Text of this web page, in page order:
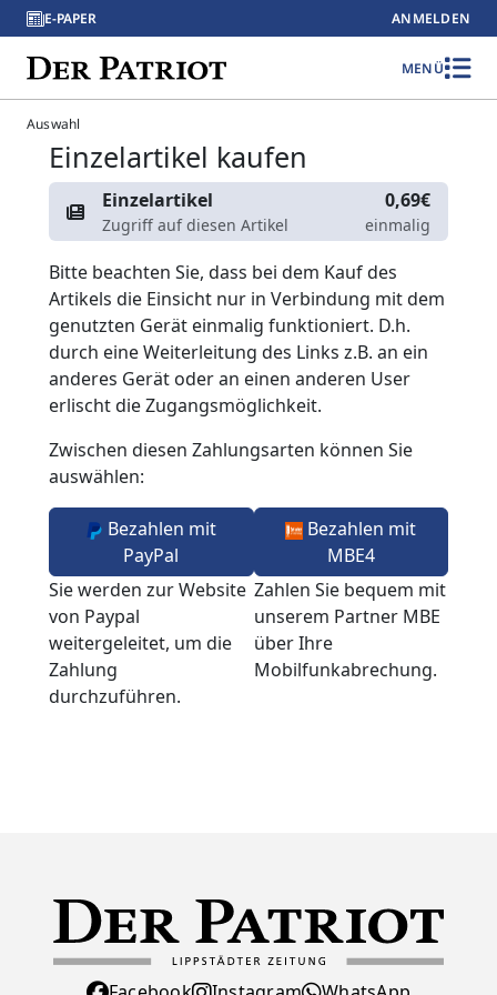
E-PAPER ANMELDEN
MENÜ
Auswahl
Einzelartikel kaufen
Einzelartikel
Zugriff auf diesen Artikel
0,69€
einmalig
Bitte beachten Sie, dass bei dem Kauf des
Artikels die Einsicht nur in Verbindung mit dem
genutzten Gerät einmalig funktioniert. D.h.
durch eine Weiterleitung des Links z.B. an ein
anderes Gerät oder an einen anderen User
erlischt die Zugangsmöglichkeit.
Zwischen diesen Zahlungsarten können Sie
auswählen:
Bezahlen mit
PayPal
Sie werden zur Website
von Paypal
weitergeleitet, um die
Zahlung
durchzuführen.
Bezahlen mit
MBE4
Zahlen Sie bequem mit
unserem Partner MBE
über Ihre
Mobilfunkabrechung.